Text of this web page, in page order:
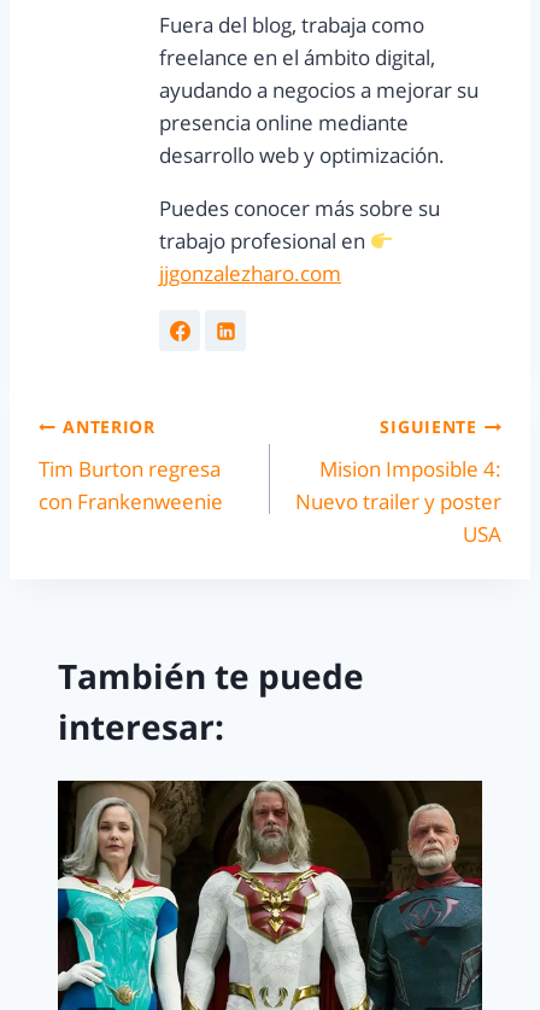
Fuera del blog, trabaja como
freelance en el ámbito digital,
ayudando a negocios a mejorar su
presencia online mediante
desarrollo web y optimización.
Puedes conocer más sobre su
trabajo profesional en
jjgonzalezharo.com
ANTERIOR
Tim Burton regresa
con Frankenweenie
SIGUIENTE
Mision Imposible 4:
Nuevo trailer y poster
USA
También te puede
interesar: